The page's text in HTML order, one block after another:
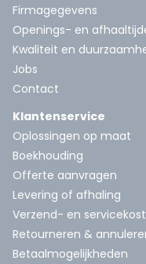
Firmagegevens
Openings- en
Kwaliteit en
Jobs
Contact
Klantenservice
Oplossingen op maat
Boekhouding
Offerte aanvragen
Levering of afhaling
Verzend- en
Retourneren &
Betaalmogelijkheden